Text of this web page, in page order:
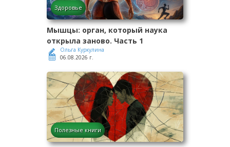
Здоровье
Мышцы: орган, который наука
открыла заново. Часть 1
Ольга Куркулина
06.08.2026 г.
Полезные книги